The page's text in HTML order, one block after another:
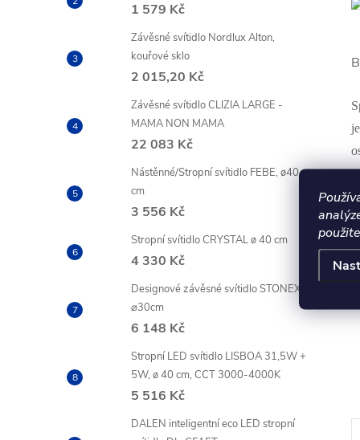
1 579 Kč
Závěsné svítidlo Nordlux Alton,
kouřové sklo
2 015,20 Kč
Závěsné svítidlo CLIZIA LARGE -
MAMA NON MAMA
22 083 Kč
Nástěnné/Stropní svítidlo FEBE, ø40
cm
3 556 Kč
Stropní svítidlo CRYSTAL ø 40 cm
4 330 Kč
Designové závěsné svítidlo STONEX
⌀30cm
6 148 Kč
Stropní LED svítidlo LISBOA 31,5W +
5W, ø 40 cm, CCT 3000-4000K
5 516 Kč
DALEN inteligentní eco LED stropní